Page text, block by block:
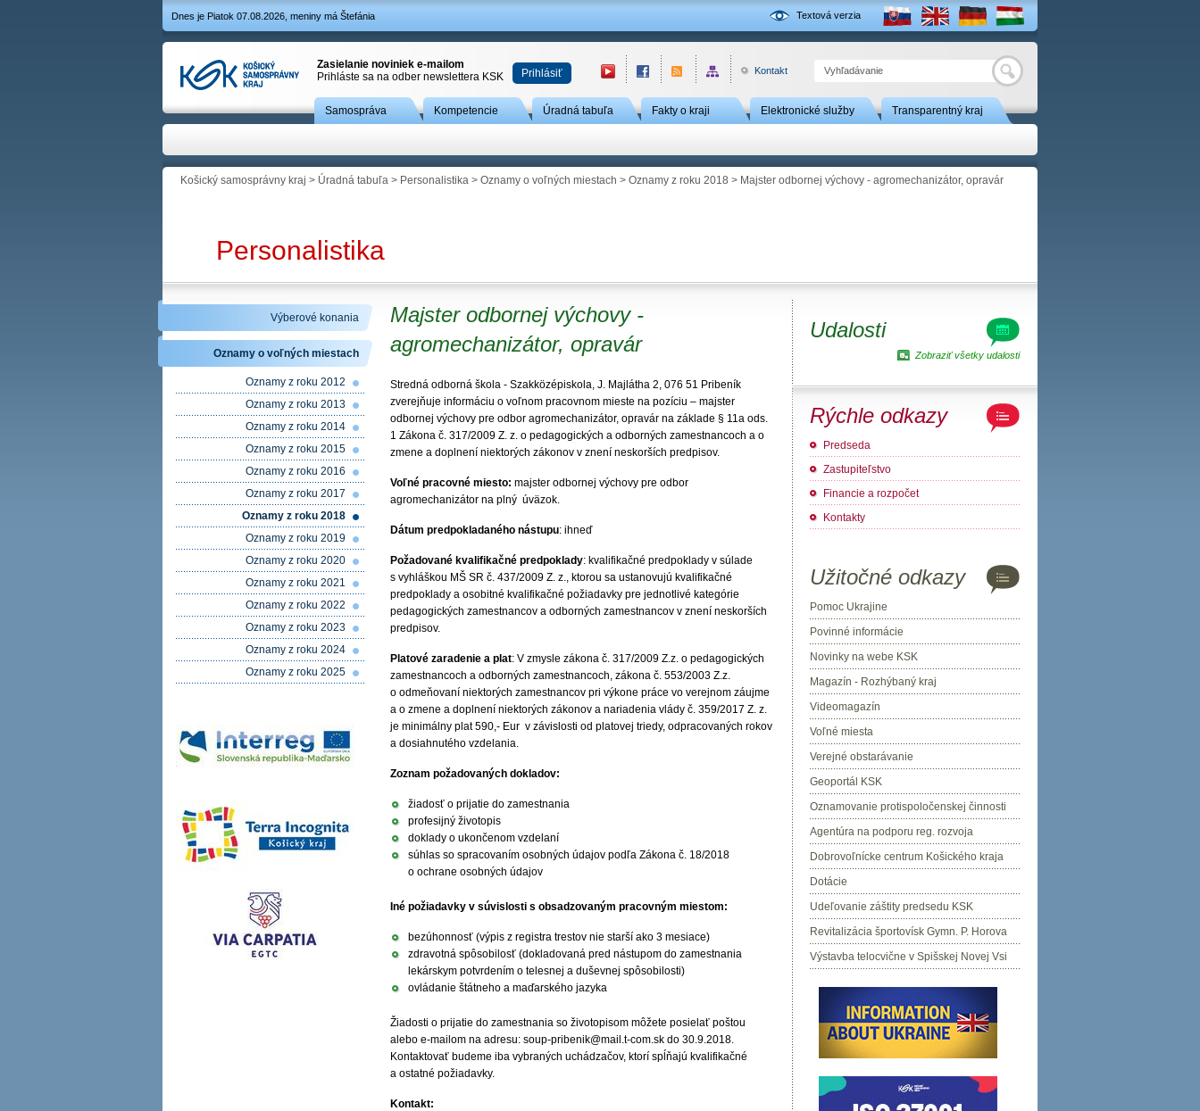
Textová verzia
Dnes je Piatok 07.08.2026, meniny má Štefánia
Hľadať
Zasielanie noviniek e-mailom
Prihláste sa na odber newslettera KSK
Prihlásiť Kontakt
Samospráva Kompetencie Úradná tabuľa Fakty o kraji Elektronické služby Transparentný kraj
Košický samosprávny kraj > Úradná tabuľa > Personalistika > Oznamy o voľných miestach > Oznamy z roku 2018 > Majster odbornej výchovy - agromechanizátor, opravár
Personalistika
Majster odbornej výchovy -
agromechanizátor, opravár
Stredná odborná škola - Szakközépiskola, J. Majlátha 2, 076 51 Pribeník
zverejňuje informáciu o voľnom pracovnom mieste na pozíciu – majster
odbornej výchovy pre odbor agromechanizátor, opravár na základe § 11a ods.
1 Zákona č. 317/2009 Z. z. o pedagogických a odborných zamestnancoch a o
zmene a doplnení niektorých zákonov v znení neskorších predpisov.
Voľné pracovné miesto: majster odbornej výchovy pre odbor
agromechanizátor na plný úväzok.
Dátum predpokladaného nástupu: ihneď
Požadované kvalifikačné predpoklady: kvalifikačné predpoklady v súlade
s vyhláškou MŠ SR č. 437/2009 Z. z., ktorou sa ustanovujú kvalifikačné
predpoklady a osobitné kvalifikačné požiadavky pre jednotlivé kategórie
pedagogických zamestnancov a odborných zamestnancov v znení neskorších
predpisov.
Platové zaradenie a plat: V zmysle zákona č. 317/2009 Z.z. o pedagogických
zamestnancoch a odborných zamestnancoch, zákona č. 553/2003 Z.z.
o odmeňovaní niektorých zamestnancov pri výkone práce vo verejnom záujme
a o zmene a doplnení niektorých zákonov a nariadenia vlády č. 359/2017 Z. z.
je minimálny plat 590,- Eur v závislosti od platovej triedy, odpracovaných rokov
a dosiahnutého vzdelania.
Zoznam požadovaných dokladov:
žiadosť o prijatie do zamestnania
profesijný životopis
doklady o ukončenom vzdelaní
súhlas so spracovaním osobných údajov podľa Zákona č. 18/2018
o ochrane osobných údajov
Iné požiadavky v súvislosti s obsadzovaným pracovným miestom:
bezúhonnosť (výpis z registra trestov nie starší ako 3 mesiace)
zdravotná spôsobilosť (dokladovaná pred nástupom do zamestnania
lekárskym potvrdením o telesnej a duševnej spôsobilosti)
ovládanie štátneho a maďarského jazyka
Žiadosti o prijatie do zamestnania so životopisom môžete posielať poštou
alebo e-mailom na adresu: soup-pribenik@mail.t-com.sk do 30.9.2018.
Kontaktovať budeme iba vybraných uchádzačov, ktorí spĺňajú kvalifikačné
a ostatné požiadavky.
Kontakt:
Výberové konania
Oznamy o voľných miestach
Oznamy z roku 2012
Oznamy z roku 2013
Oznamy z roku 2014
Oznamy z roku 2015
Oznamy z roku 2016
Oznamy z roku 2017
Oznamy z roku 2018
Oznamy z roku 2019
Oznamy z roku 2020
Oznamy z roku 2021
Oznamy z roku 2022
Oznamy z roku 2023
Oznamy z roku 2024
Oznamy z roku 2025
Udalosti
Zobraziť všetky udalosti
Rýchle odkazy
Predseda
Zastupiteľstvo
Financie a rozpočet
Kontakty
Užitočné odkazy
Pomoc Ukrajine
Povinné informácie
Novinky na webe KSK
Magazín - Rozhýbaný kraj
Videomagazín
Voľné miesta
Verejné obstarávanie
Geoportál KSK
Oznamovanie protispoločenskej činnosti
Agentúra na podporu reg. rozvoja
Dobrovoľnícke centrum Košického kraja
Dotácie
Udeľovanie záštity predsedu KSK
Revitalizácia športovísk Gymn. P. Horova
Výstavba telocvične v Spišskej Novej Vsi